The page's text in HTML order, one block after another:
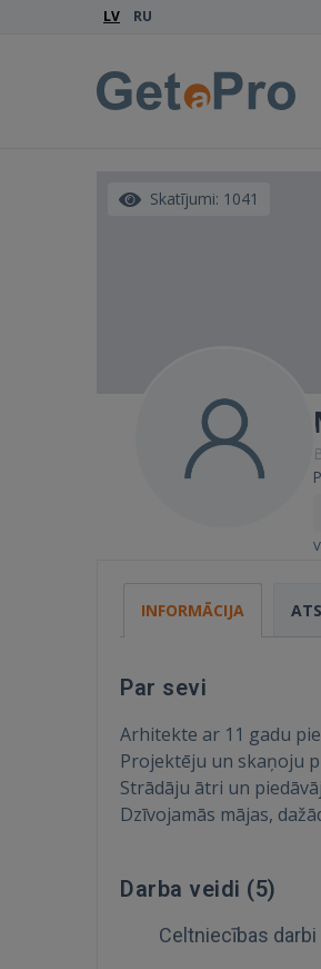
LV RU
Skatījumi: 1041
INFORMĀCIJA
Par sevi
Arhitekte ar 11 gadu
Projektēju un skaņoju
Strādāju ātri un
Dzīvojamās mājas,
Darba veidi (5)
Celtniecības darbi